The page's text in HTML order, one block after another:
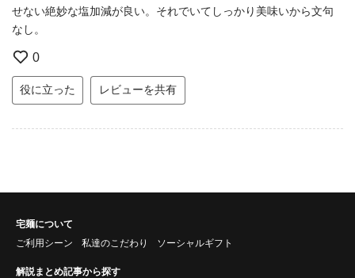
せない絶妙な塩加減が良い。それでいてしっかり美味いから文句
なし。
0
役に立った レビューを共有
宅麺について
ご利用シーン
私達のこだわり ソーシャルギフト
解説まとめ記事から探す